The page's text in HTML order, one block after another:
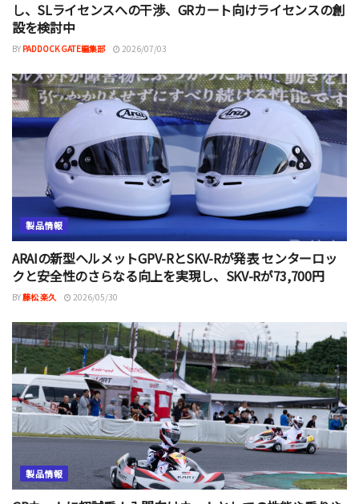
し、SLライセンスへの干渉、GRカート向けライセンスの創
設を検討中
BY PADDOCK GATE編集部 2026/07/03
製品情報
ARAIの新型ヘルメットGPV-RとSKV-Rが発表 センターロッ
クと安全性のさらなる向上を実現し、SKV-Rが73,700円
BY藤松 楽久 2026/05/30
製品情報